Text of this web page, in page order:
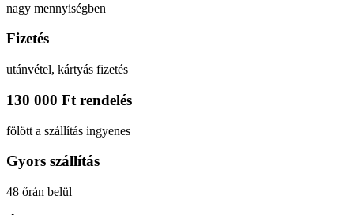
nagy mennyiségben
Fizetés
utánvétel, kártyás fizetés
130 000 Ft rendelés
fölött a szállítás ingyenes
Gyors szállítás
48 őrán belül